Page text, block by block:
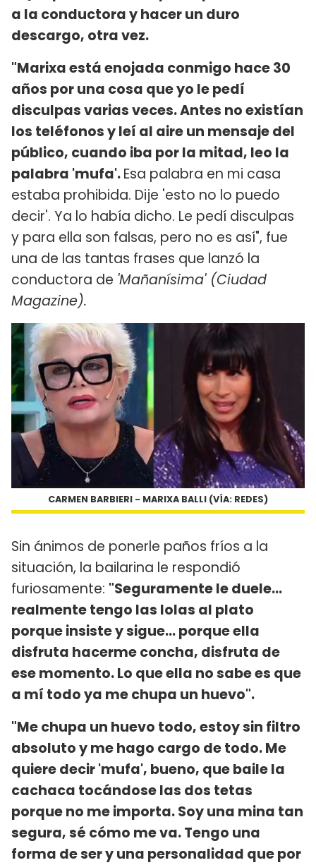
a la conductora y hacer un duro
descargo, otra vez.
"Marixa está enojada conmigo hace 30
años por una cosa que yo le pedí
disculpas varias veces. Antes no existían
los teléfonos y leí al aire un mensaje del
público, cuando iba por la mitad, leo la
palabra 'mufa'.Esa palabra en mi casa
estaba prohibida. Dije 'esto no lo puedo
decir'. Ya lo había dicho. Le pedí disculpas
y para ella son falsas, pero no es así", fue
una de las tantas frases que lanzó la
conductora de 'Mañanísima' (Ciudad
Magazine).
CARMEN BARBIERI - MARIXA BALLI (VÍA: REDES)
Sin ánimos de ponerle paños fríos a la
situación, la bailarina le respondió
furiosamente: "Seguramente le duele...
realmente tengo las lolas al plato
porque insiste y sigue... porque ella
disfruta hacerme concha, disfruta de
ese momento. Lo que ella no sabe es que
a mí todo ya me chupa un huevo".
"Me chupa un huevo todo, estoy sin filtro
absoluto y me hago cargo de todo. Me
quiere decir 'mufa', bueno, que baile la
cachaca tocándose las dos tetas
porque no me importa. Soy una mina tan
segura, sé cómo me va. Tengo una
forma de ser y una personalidad que por